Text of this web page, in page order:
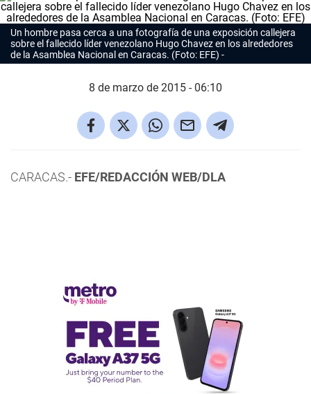
Un hombre pasa cerca a una fotografía de una exposición callejera
sobre el fallecido líder venezolano Hugo Chavez en los alrededores
de la Asamblea Nacional en Caracas. (Foto: EFE)
8 de marzo de 2015 - 06:10
CARACAS.- EFE/REDACCIÓN WEB/DLA